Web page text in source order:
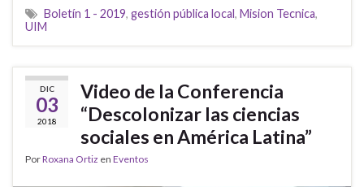
Boletín 1 - 2019, gestión pública local, Mision Tecnica,
UIM
DIC
03
2018
Video de la Conferencia
“Descolonizar las ciencias
sociales en América Latina”
PorRoxana Ortiz en Eventos